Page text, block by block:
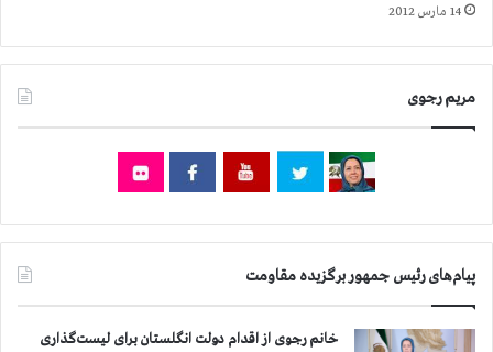
14 مارس 2012
مریم رجوی
پیام‌های رئیس جمهور برگزیده مقاومت
خانم رجوی از اقدام دولت انگلستان برای لیست‌گذاری